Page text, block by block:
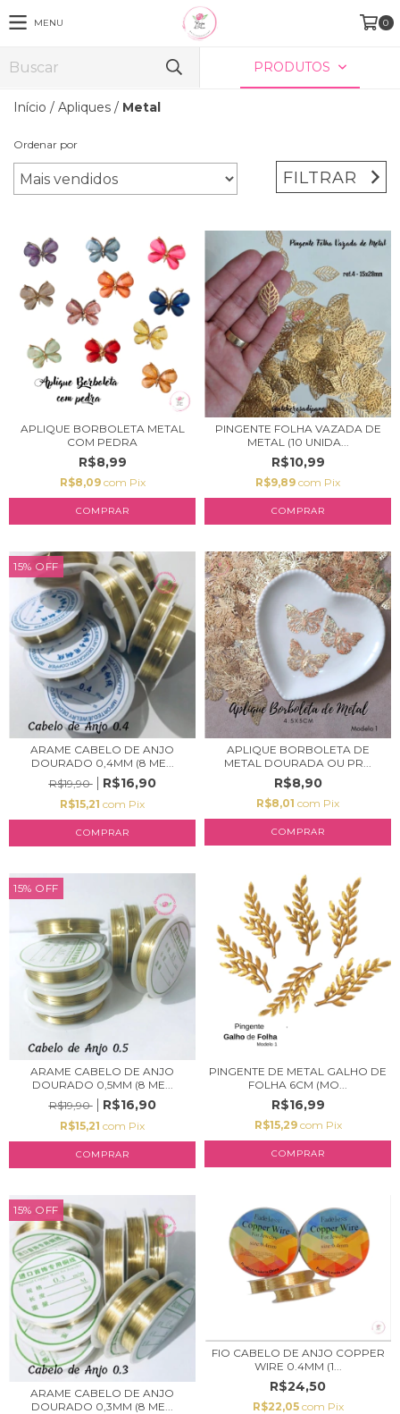
MENU 0
PRODUTOS
Início / Apliques / Metal
Ordenar por
FILTRAR
APLIQUE BORBOLETA METAL
COM PEDRA
R$8,99
R$8,09 com Pix
COMPRAR
PINGENTE FOLHA VAZADA DE
METAL (10 UNIDA...
R$10,99
R$9,89 com Pix
COMPRAR
15% OFF
ARAME CABELO DE ANJO
DOURADO 0,4MM (8 ME...
R$19,90
R$16,90
R$15,21 com Pix
APLIQUE BORBOLETA DE
METAL DOURADA OU PR...
R$8,90
R$8,01 com Pix
COMPRAR
15% OFF
ARAME CABELO DE ANJO
DOURADO 0,5MM (8 ME...
R$19,90
R$16,90
R$15,21 com Pix
PINGENTE DE METAL GALHO DE
FOLHA 6CM (MO...
R$16,99
R$15,29 com Pix
COMPRAR
15% OFF
ARAME CABELO DE ANJO
DOURADO 0,3MM (8 ME...
FIO CABELO DE ANJO COPPER
WIRE 0.4MM (1...
R$24,50
R$22,05 com Pix